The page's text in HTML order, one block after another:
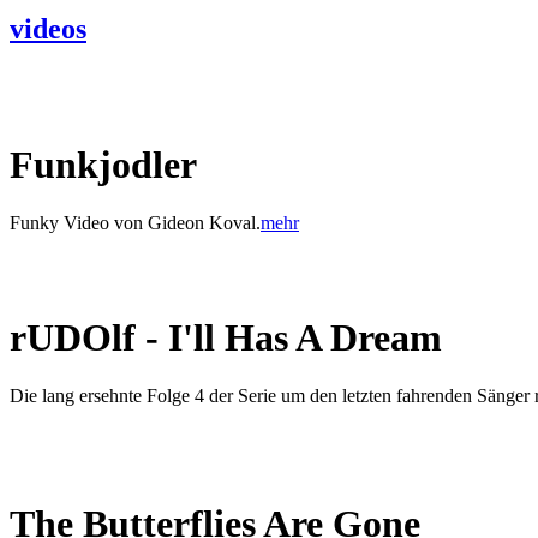
videos
Funkjodler
Funky Video von Gideon Koval.mehr
rUDOlf - I'll Has A Dream
Die lang ersehnte Folge 4 der Serie um den letzten fahrenden
The Butterflies Are Gone